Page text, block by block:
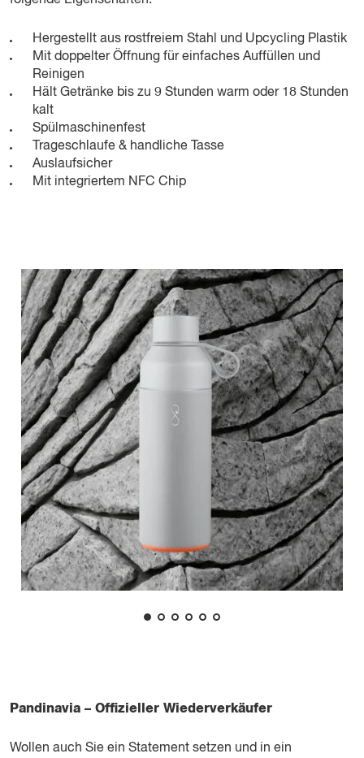
Hergestellt aus rostfreiem Stahl und Upcycling Plastik
Mit doppelter Öffnung für einfaches Auffüllen und
Reinigen
Hält Getränke bis zu 9 Stunden warm oder 18 Stunden
kalt
Spülmaschinenfest
Trageschlaufe & handliche Tasse
Auslaufsicher
Mit integriertem NFC Chip
Pandinavia – Offizieller Wiederverkäufer
Wollen auch Sie ein Statement setzen und in ein